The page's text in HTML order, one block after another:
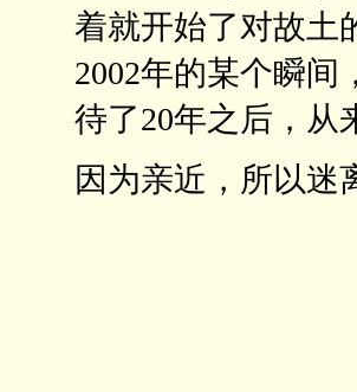
着就开始了对故土
2002年的某个瞬
待了20年之后，从
因为亲近，所以